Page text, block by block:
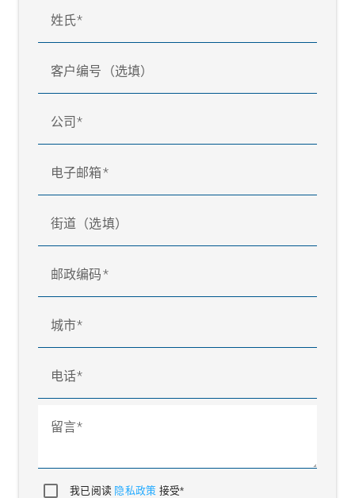
姓氏
客户编号（选填）
公司
电子邮箱
街道（选填）
邮政编码
城市
电话
留言
我已阅读 隐私政策 接受*